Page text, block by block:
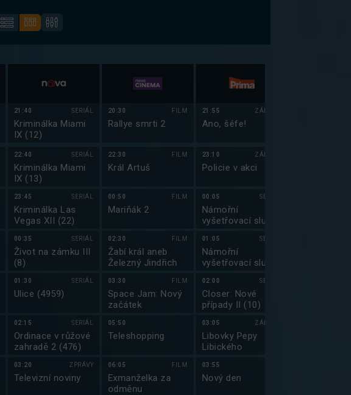
21:40 SERIÁL
Kriminálka Miami
IX (12)
22:40 SERIÁL
Kriminálka Miami
IX (13)
23:45 SERIÁL
Kriminálka Las
Vegas XII (22)
00:35 SERIÁL
Život na zámku III
(8)
01:30 SERIÁL
Ulice (4959)
02:15 SERIÁL
Ordinace v růžové
zahradě 2 (476)
03:20 ZPRÁVY
Televizní noviny
20:30 FILM
Rallye smrti 2
22:30 FILM
Král Artuš
00:50 FILM
Mariňák 2
02:30 FILM
Žabí král aneb
Železný Jindřich
03:30 FILM
Space Jam: Nový
začátek
05:50
Teleshopping
06:05 FILM
Exmanželka za
odměnu
21:55 ZÁBAVA
Ano, šéfe!
23:10 ZÁBAVA
Policie v akci
00:05 SERIÁL
Námořní
vyšetřovací služba
01:05 SERIÁL
Námořní
vyšetřovací služba
02:00 SERIÁL
Closer: Nové
případy II (10)
03:05 ZÁBAVA
Libovky Pepy
Libického
03:55
Nový den